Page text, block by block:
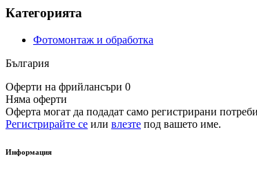
Категорията
Фотомонтаж и обработка
България
Оферти на фрийлансъри 0
Няма оферти
Оферта могат да подадат само регистрирани
Регистрирайте се или влезте под вашето име.
Информация